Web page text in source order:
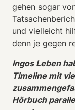
gehen sogar
und vielleicht
denn je gegen
Ingos Leben
Timeline mit
Hörbuch